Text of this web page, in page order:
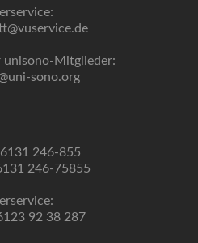
unisono-Mitglieder:
sono.org
246-855
246-75855
92 38 287